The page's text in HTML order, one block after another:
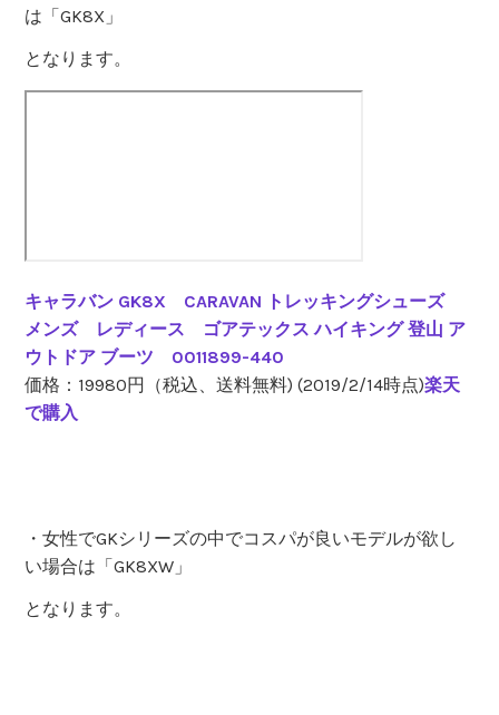
は「GK8X」
となります。
キャラバン GK8X CARAVAN トレッキングシューズ
メンズ レディース ゴアテックス ハイキング 登山 ア
ウトドア ブーツ 0011899-440
価格：19980円（税込、送料無料) (2019/2/14時点)楽天
で購入
・女性でGKシリーズの中でコスパが良いモデルが欲し
い場合は「GK8XW」
となります。